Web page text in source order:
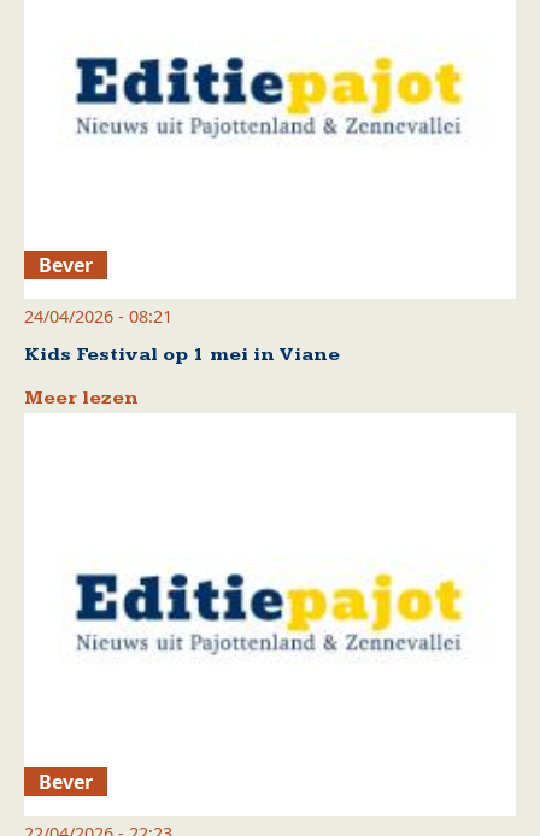
Bever
24/04/2026 - 08:21
Kids Festival op 1 mei in Viane
Meer lezen
Bever